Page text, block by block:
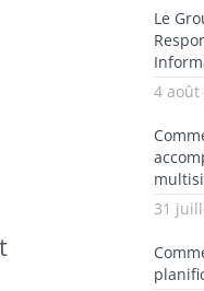
Le
4 août
31